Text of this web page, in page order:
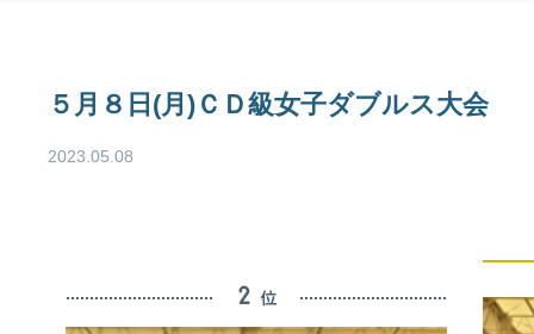
５月８日(月)ＣＤ級女子ダブルス大会
2023.05.08